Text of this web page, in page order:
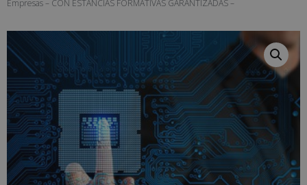
Empresas – CON ESTANCIAS FORMATIVAS GARANTIZADAS –